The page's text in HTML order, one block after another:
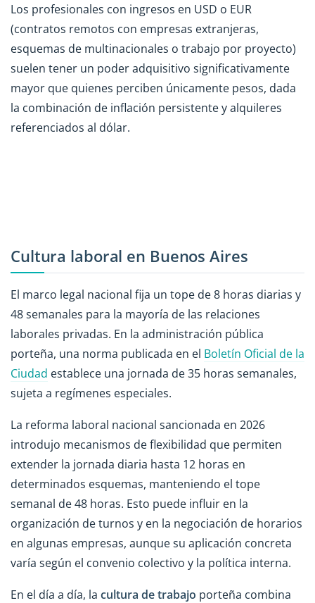
Los profesionales con ingresos en USD o EUR
(contratos remotos con empresas extranjeras,
esquemas de multinacionales o trabajo por proyecto)
suelen tener un poder adquisitivo significativamente
mayor que quienes perciben únicamente pesos, dada
la combinación de inflación persistente y alquileres
referenciados al dólar.
Cultura laboral en Buenos Aires
El marco legal nacional fija un tope de 8 horas diarias y
48 semanales para la mayoría de las relaciones
laborales privadas. En la administración pública
porteña, una norma publicada en el Boletín Oficial de la
Ciudad establece una jornada de 35 horas semanales,
sujeta a regímenes especiales.
La reforma laboral nacional sancionada en 2026
introdujo mecanismos de flexibilidad que permiten
extender la jornada diaria hasta 12 horas en
determinados esquemas, manteniendo el tope
semanal de 48 horas. Esto puede influir en la
organización de turnos y en la negociación de horarios
en algunas empresas, aunque su aplicación concreta
varía según el convenio colectivo y la política interna.
En el día a día, la cultura de trabajo porteña combina